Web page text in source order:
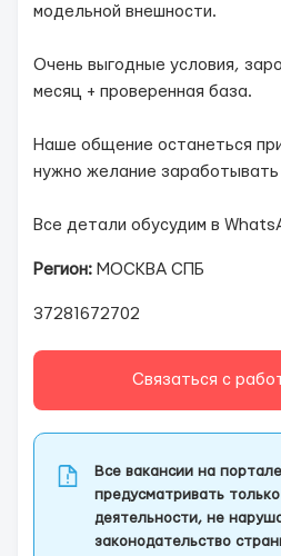
модельной внешности.
Очень выгодные условия,
месяц + проверенная база.
Наше общение останеться
нужно желание
Все детали обусудим в
Регион: МОСКВА СПБ
37281672702
Связаться с
Все вакансии на
предусматривать
деятельности, не
законодательство